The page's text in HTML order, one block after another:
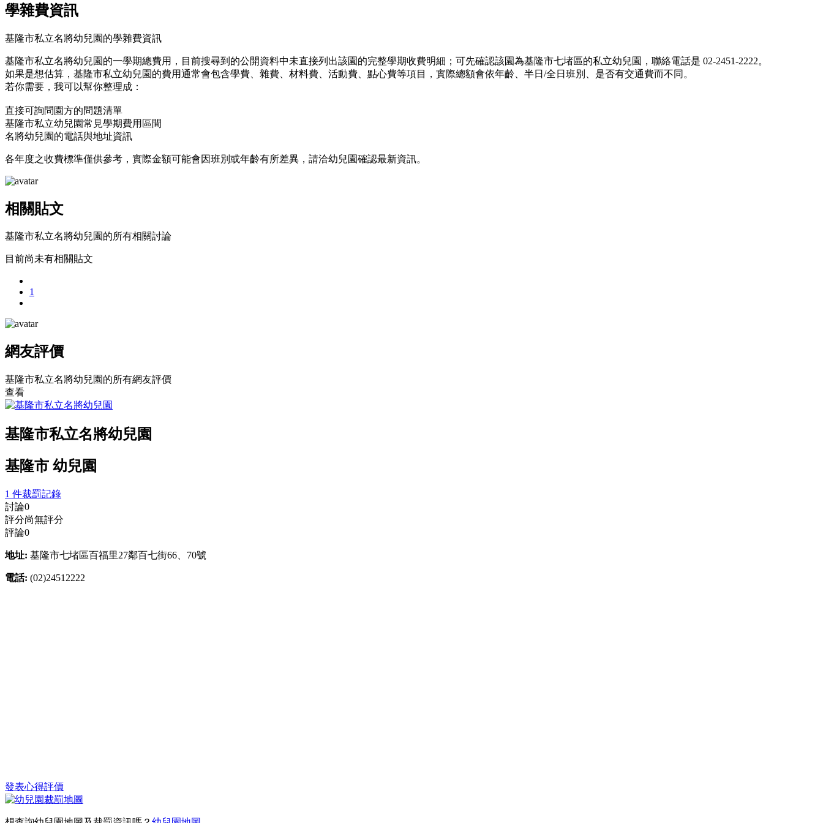
學雜費資訊
基隆市私立名將幼兒園的學雜費資訊
基隆市私立名將幼兒園的一學期總費用，目前搜尋到的公開資料中未直接列出該園的完整學期收費明細；可先確認該園為基隆市七堵區的私立幼兒園，聯絡電話是 02-2451-2222。
如果是想估算，基隆市私立幼兒園的費用通常會包含學費、雜費、材料費、活動費、點心費等項目，實際總額會依年齡、半日/全日班別、是否有交通費而不同。
若你需要，我可以幫你整理成：
直接可詢問園方的問題清單
基隆市私立幼兒園常見學期費用區間
名將幼兒園的電話與地址資訊
各年度之收費標準僅供參考，實際金額可能會因班別或年齡有所差異，請洽幼兒園確認最新資訊。
相關貼文
基隆市私立名將幼兒園的所有相關討論
目前尚未有相關貼文
1
網友評價
基隆市私立名將幼兒園的所有網友評價
查看
基隆市私立名將幼兒園
基隆市 幼兒園
1 件裁罰記錄
討論0
評分尚無評分
評論0
地址: 基隆市七堵區百福里27鄰百七街66、70號
電話: (02)24512222
發表心得評價